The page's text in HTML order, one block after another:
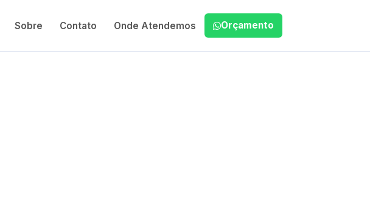
Sobre Contato Onde Atendemos Orçamento